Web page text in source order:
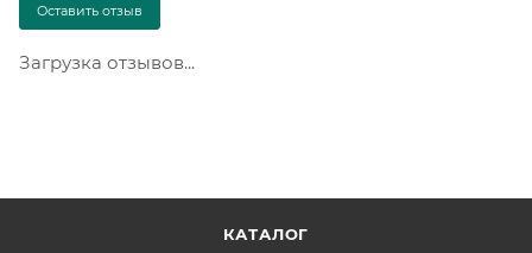
Оставить отзыв
Загрузка отзывов...
КАТАЛОГ